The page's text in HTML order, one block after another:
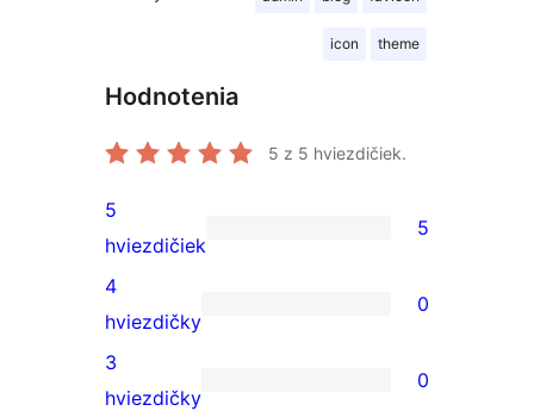
icon theme
Hodnotenia
5 z 5 hviezdičiek.
5
recenzií
s
5-
hviezdičkovým
5
hviezdičiek
5
0
recenzií
s
4
hviezdičky
0
0
3
hviezdičky
0